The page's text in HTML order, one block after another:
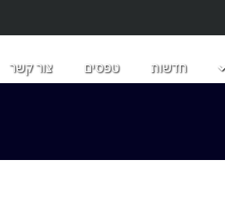
חדשות טפסים צור קשר